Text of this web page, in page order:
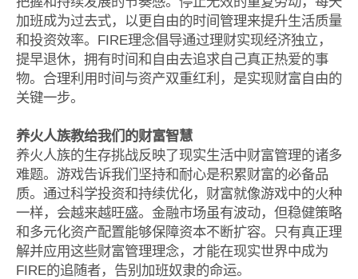
加班成为过去式，以更自由的时间管理来提升生活质量
和投资效率。FIRE理念倡导通过理财实现经济独立，
提早退休，拥有时间和自由去追求自己真正热爱的事
物。合理利用时间与资产双重红利，是实现财富自由的
关键一步。
养火人族教给我们的财富智慧
养火人族的生存挑战反映了现实生活中财富管理的诸多
难题。游戏告诉我们坚持和耐心是积累财富的必备品
质。通过科学投资和持续优化，财富就像游戏中的火种
一样，会越来越旺盛。金融市场虽有波动，但稳健策略
和多元化资产配置能够保障资本不断扩容。只有真正理
解并应用这些财富管理理念，才能在现实世界中成为
FIRE的追随者，告别加班奴隶的命运。